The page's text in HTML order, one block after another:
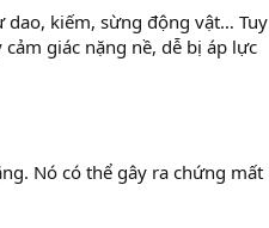
dao, kiếm, sừng động vật… Tuy
giác nặng nề, dễ bị áp lực
Nó có thể gây ra chứng mất